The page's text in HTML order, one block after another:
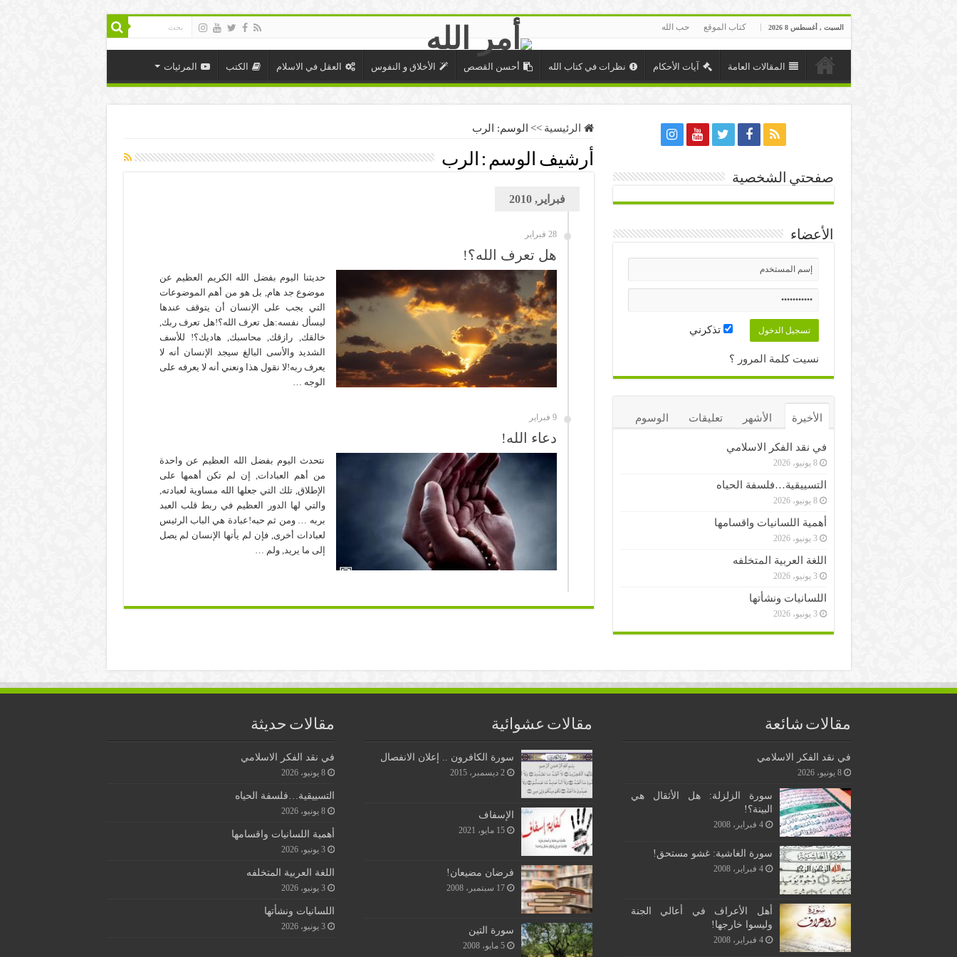
السبت , أغسطس 8 2026 كتاب الموقع حب الله
المقالات العامة آيات الأحكام نظرات في كتاب الله أحسن القصص الأخلاق و النفوس العقل في الاسلام الكتب المرئيات
الرئيسية >> الوسم: الرب
أرشيف الوسم : الرب
فبراير, 2010
28 فبراير
هل تعرف الله؟!
حديثنا اليوم بفضل الله الكريم العظيم عن
موضوع جد هام, بل هو من أهم الموضوعات
التي يجب على الإنسان أن يتوقف عندها
ليسأل نفسه:هل تعرف الله؟!هل تعرف ربك,
خالقك, رازقك, محاسبك, هاديك؟! للأسف
الشديد والأسى البالغ سيجد الإنسان أنه لا
يعرف ربه!لا نقول هذا ونعني أنه لا يعرفه على
الوجه …
9 فبراير
دعاء الله!
نتحدث اليوم بفضل الله العظيم عن واحدة
من أهم العبادات, إن لم تكن أهمها على
الإطلاق, تلك التي جعلها الله مساوية لعبادته,
والتي لها الدور العظيم في ربط قلب العبد
بربه … ومن ثم حبه!عبادة هي الباب الرئيس
لعبادات أخرى, فإن لم يأتها الإنسان لم يصل
إلى ما يريد, ولم …
صفحتي الشخصية
الأعضاء
تذكرني
نسيت كلمة المرور ؟
الأخيرة الأشهر تعليقات الوسوم
في نقد الفكر الاسلامي
8 يونيو، 2026
التسييقية…فلسفة الحياه
8 يونيو، 2026
أهمية اللسانيات واقسامها
3 يونيو، 2026
اللغة العربية المتخلفه
3 يونيو، 2026
اللسانيات ونشأتها
3 يونيو، 2026
مقالات شائعة
في نقد الفكر الاسلامي
8 يونيو، 2026
سورة الزلزلة: هل الأثقال هي
البينة؟!
4 فبراير، 2008
سورة الغاشية: غشو مستحق!
4 فبراير، 2008
أهل الأعراف في أعالي الجنة
وليسوا خارجها!
4 فبراير، 2008
مقالات عشوائية
سورة الكافرون .. إعلان الانفصال
2 ديسمبر، 2015
الإسفاف
15 مايو، 2021
فرضان مضيعان!
17 سبتمبر، 2008
سورة التين
5 مايو، 2008
مقالات حديثة
في نقد الفكر الاسلامي
8 يونيو، 2026
التسييقية…فلسفة الحياه
8 يونيو، 2026
أهمية اللسانيات واقسامها
3 يونيو، 2026
اللغة العربية المتخلفه
3 يونيو، 2026
اللسانيات ونشأتها
3 يونيو، 2026